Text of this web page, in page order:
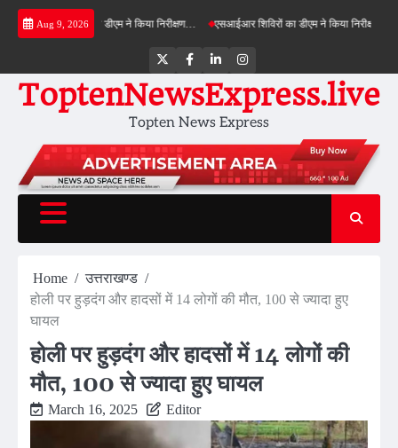
Skip
Aug 9, 2026
बाईपास का डीएम ने किया निरीक्षण… एसआईआर शिविरों का डीएम ने किया निरीक्षण,
TwitterFacebookLinkedInInstagram
ToptenNewsExpress.live
Topten News Express
Home
उत्तराखण्ड
होली पर हुड़दंग और हादसों में 14 लोगों की मौत, 100 से ज्यादा हुए
घायल
होली पर हुड़दंग और हादसों में 14 लोगों की
मौत, 100 से ज्यादा हुए घायल
March 16, 2025 Editor